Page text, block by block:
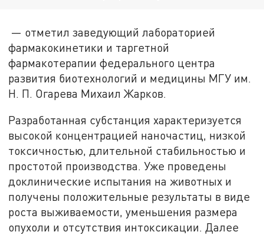
— отметил заведующий лабораторией
фармакокинетики и таргетной
фармакотерапии федерального центра
развития биотехнологий и медицины МГУ им.
Н. П. Огарева Михаил Жарков.
Разработанная субстанция характеризуется
высокой концентрацией наночастиц, низкой
токсичностью, длительной стабильностью и
простотой производства. Уже проведены
доклинические испытания на животных и
получены положительные результаты в виде
роста выживаемости, уменьшения размера
опухоли и отсутствия интоксикации. Далее